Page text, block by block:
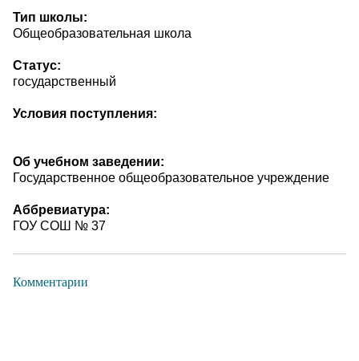
Тип школы:
Общеобразовательная школа
Статус:
государственный
Условия поступления:
Об учебном заведении:
Государственное общеобразовательное учреждение
Аббревиатура:
ГОУ СОШ № 37
Комментарии